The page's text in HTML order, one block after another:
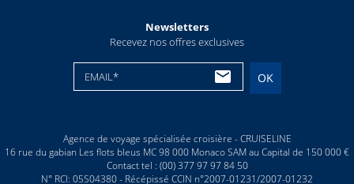
Newsletters
Recevez nos offres exclusives
EMAIL* OK
Agence de voyage spécialisée croisière - CRUISELINE
16 rue du gabian Les flots bleus MC 98 000 Monaco SAM au Capital de 150 000 €
Contact tel : (00) 377 97 97 84 50
N° RCI: 05S04380 - Récépissé CCIN n°2007-01231/2007-01232